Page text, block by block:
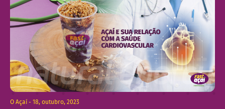
O Açaí - 18, outubro, 2023